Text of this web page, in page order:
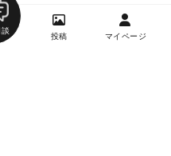
投稿 マイページ